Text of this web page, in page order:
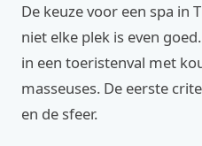
De keuze voor een spa in
niet elke plek is even
in een toeristenval met
masseuses. De eerste
en de sfeer.